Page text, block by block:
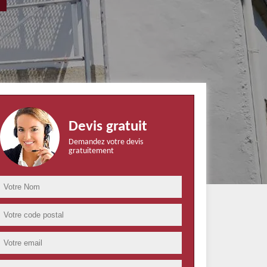
Devis gratuit
Demandez votre devis
gratuitement